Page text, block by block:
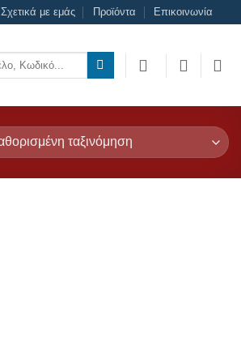
Σχετικά με εμάς Προϊόντα Επικοινωνία